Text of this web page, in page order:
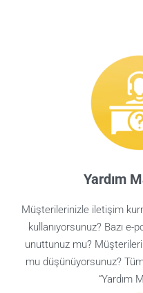
Yardım
Müşterilerinizle iletişim
kullanıyorsunuz? Bazı
unuttunuz mu?
mu düşünüyorsunuz?
“Yardım